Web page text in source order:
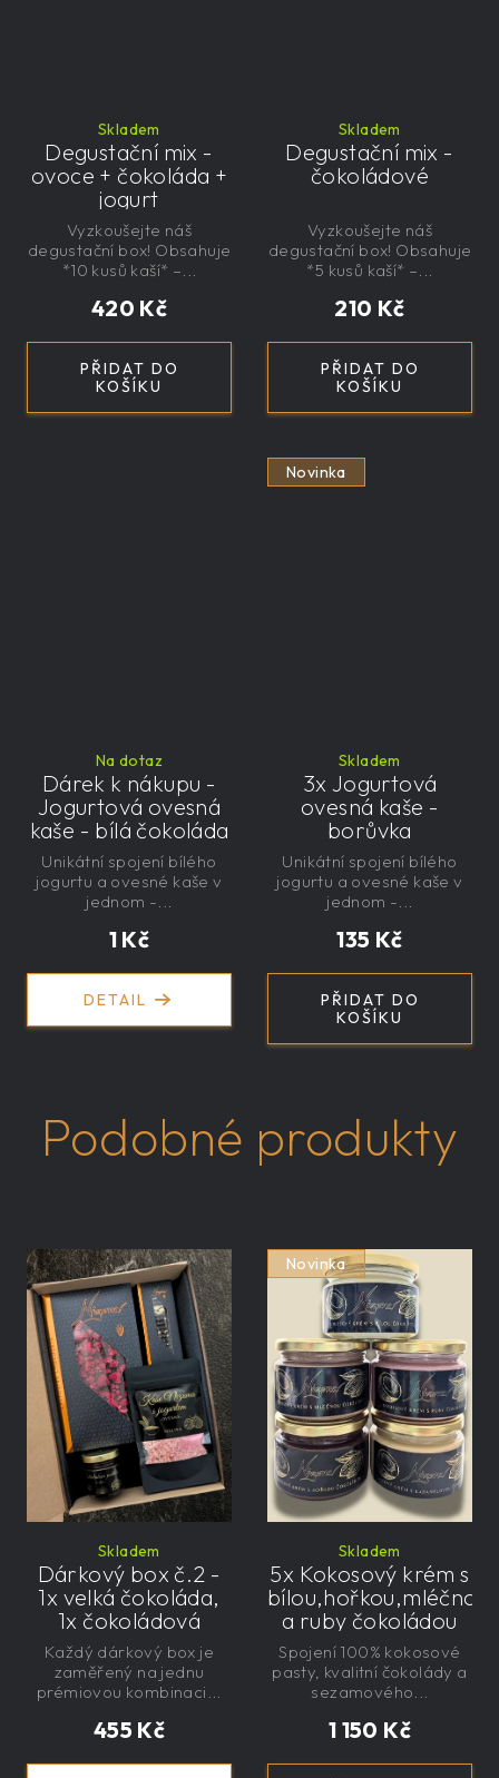
Skladem
Degustační mix -
ovoce + čokoláda +
jogurt
420 Kč
PŘIDAT DO
KOŠÍKU
Vyzkoušejte náš
degustační box! Obsahuje
*10 kusů kaší* –...
Skladem
Degustační mix -
čokoládové
210 Kč
PŘIDAT DO
KOŠÍKU
Vyzkoušejte náš
degustační box! Obsahuje
*5 kusů kaší* –...
Na dotaz
Dárek k nákupu -
Jogurtová ovesná
kaše - bílá čokoláda
1 Kč
DETAIL
Unikátní spojení bílého
jogurtu a ovesné kaše v
jednom -...
Novinka
Skladem
3x Jogurtová
ovesná kaše -
borůvka
135 Kč
PŘIDAT DO
KOŠÍKU
Unikátní spojení bílého
jogurtu a ovesné kaše v
jednom -...
Podobné produkty
Skladem
Dárkový box č.2 -
1x velká čokoláda,
1x čokoládová
paštika, 1x mini
čokoláda, 1x kaše s
jogurtem
455 Kč
Každý dárkový box je
zaměřený na jednu
prémiovou kombinaci...
Novinka
Skladem
5x Kokosový krém s
a ruby čokoládou
5x220g - řemeslný
1 150 Kč
Spojení 100% kokosové
pasty, kvalitní čokolády a
sezamového...